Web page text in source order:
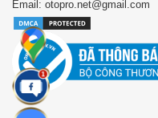
Email: otopro.net@gmail.com